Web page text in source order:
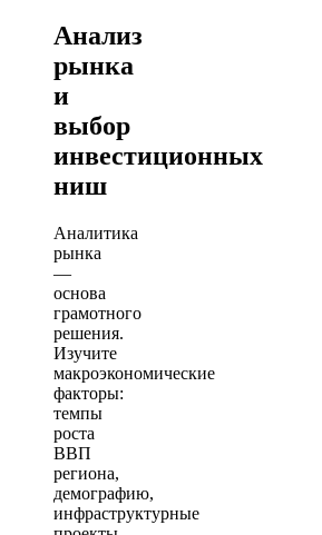
Анализ
рынка
и
выбор
инвестиционных
ниш
Аналитика
рынка
—
основа
грамотного
решения.
Изучите
макроэкономические
факторы:
темпы
роста
ВВП
региона,
демографию,
инфраструктурные